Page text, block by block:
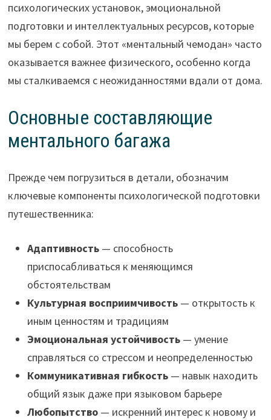
психологических установок, эмоциональной
подготовки и интеллектуальных ресурсов, которые
мы берем с собой. Этот «ментальный чемодан» часто
оказывается важнее физического, особенно когда
мы сталкиваемся с неожиданностями вдали от дома.
Основные составляющие
ментального багажа
Прежде чем погрузиться в детали, обозначим
ключевые компоненты психологической подготовки
путешественника:
Адаптивность— способность
приспосабливаться к меняющимся
обстоятельствам
Культурная восприимчивость— открытость к
иным ценностям и традициям
Эмоциональная устойчивость— умение
справляться со стрессом и неопределенностью
Коммуникативная гибкость— навык находить
общий язык даже при языковом барьере
Любопытство— искренний интерес к новому и